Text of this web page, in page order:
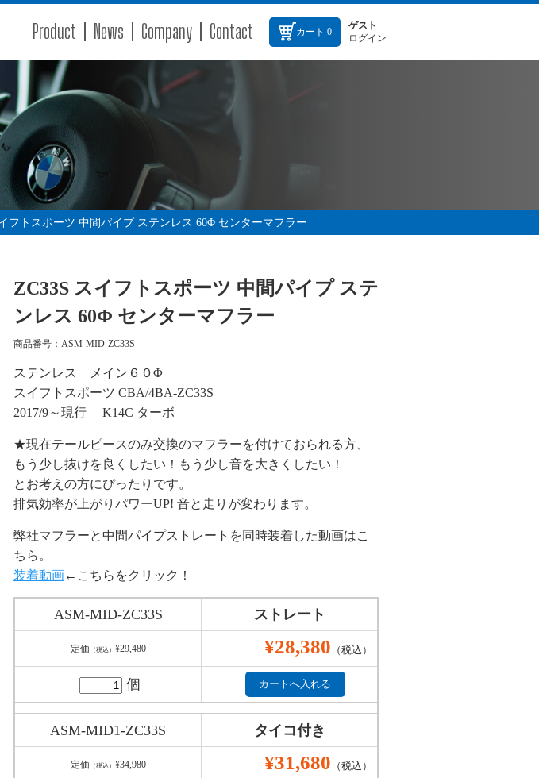
Product News Company Contact カート 0
ゲスト
ログイン
フトスポーツ 中間パイプ ステンレス 60Φ センターマフラー
ZC33S スイフトスポーツ 中間パイプ ステ
ンレス 60Φ センターマフラー
商品番号：ASM-MID-ZC33S
ステンレス メイン６０Φ
スイフトスポーツ CBA/4BA-ZC33S
2017/9～現行 K14C ターボ
★現在テールピースのみ交換のマフラーを付けておられる方、
もう少し抜けを良くしたい！もう少し音を大きくしたい！
とお考えの方にぴったりです。
排気効率が上がりパワーUP! 音と走りが変わります。
弊社マフラーと中間パイプストレートを同時装着した動画はこ
ちら。
装着動画←こちらをクリック！
ASM-MID-ZC33S ストレート
定価 （税込） ¥29,480 ¥28,380 （税込）
個
ASM-MID1-ZC33S タイコ付き
定価 （税込） ¥34,980 ¥31,680 （税込）